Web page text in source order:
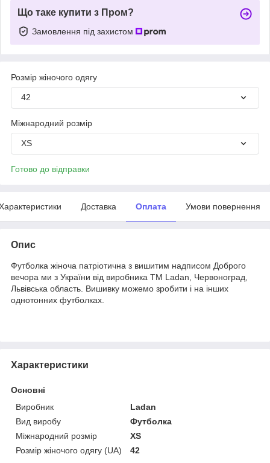
Що таке купити з Пром?
Замовлення під захистом
Розмір жіночого одягу
42
Міжнародний розмір
XS
Готово до відправки
Доставка Оплата Умови повернення
Опис
Футболка жіноча патріотична з вишитим надписом Доброго
вечора ми з України від виробника ТМ Ladan, Червоноград,
Львівська область. Вишивку можемо зробити і на інших
однотонних футболках.
Характеристики
Основні
Виробник
Ladan
Вид виробу
Футболка
Міжнародний розмір
XS
Розмір жіночого одягу (UA)
42